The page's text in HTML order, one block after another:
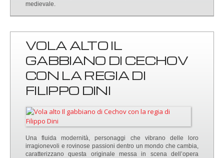
medievale.
VOLA ALTO IL
GABBIANO DI CECHOV
CON LA REGIA DI
FILIPPO DINI
Una fluida modernità, personaggi che vibrano delle loro
irragionevoli e rovinose passioni dentro un mondo che cambia,
caratterizzano questa originale messa in scena dell’opera